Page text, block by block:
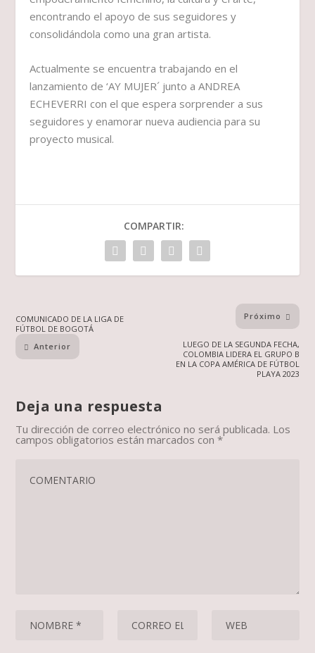
encontrando el apoyo de sus seguidores y
consolidándola como una gran artista.
Actualmente se encuentra trabajando en el
lanzamiento de ‘AY MUJER´ junto a ANDREA
ECHEVERRI con el que espera sorprender a sus
seguidores y enamorar nueva audiencia para su
proyecto musical.
COMPARTIR:
COMUNICADO DE LA LIGA DE
FÚTBOL DE BOGOTÁ
Anterior
Próximo
LUEGO DE LA SEGUNDA FECHA,
COLOMBIA LIDERA EL GRUPO B
EN LA COPA AMÉRICA DE FÚTBOL
PLAYA 2023
Deja una respuesta
Tu dirección de correo electrónico no será publicada. Los
campos obligatorios están marcados con*